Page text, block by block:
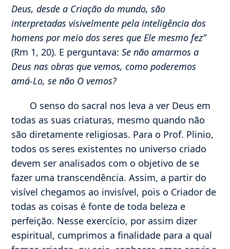
Deus, desde a Criação do mundo, são
interpretadas visivelmente pela inteligência dos
homens por meio dos seres que Ele mesmo fez”
(Rm 1, 20). E perguntava:Se não amarmos a
Deus nas obras que vemos, como poderemos
amá-Lo, se não O vemos?
O senso do sacral nos leva a ver Deus em
todas as suas criaturas, mesmo quando não
são diretamente religiosas. Para o Prof. Plinio,
todos os seres existentes no universo criado
devem ser analisados com o objetivo de se
fazer uma transcendência. Assim, a partir do
visível chegamos ao invisível, pois o Criador de
todas as coisas é fonte de toda beleza e
perfeição. Nesse exercício, por assim dizer
espiritual, cumprimos a finalidade para a qual